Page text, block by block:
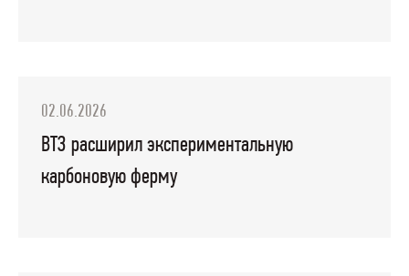
02.06.2026
ВТЗ расширил экспериментальную
карбоновую ферму